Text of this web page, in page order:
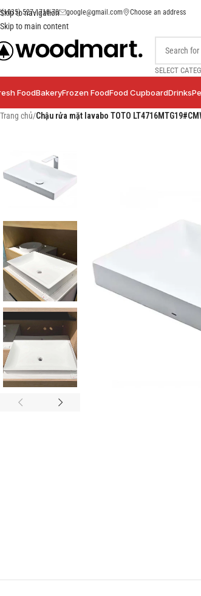
Skip to navigation
Skip to main content
(+035) 527-1710-70 google@gmail.com Choose an address
SELECT
FoodBakeryFrozen FoodFood CupboardDrinks
Trang chủ/Chậu rửa mặt lavabo TOTO